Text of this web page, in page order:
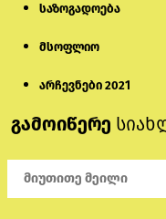
საზოგადოება
მსოფლიო
არჩევნები 2021
გამოიწერე